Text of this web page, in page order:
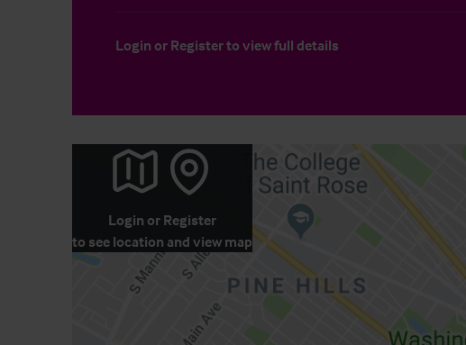
Login or Registerto view full details
Login or Register
to see location and view map